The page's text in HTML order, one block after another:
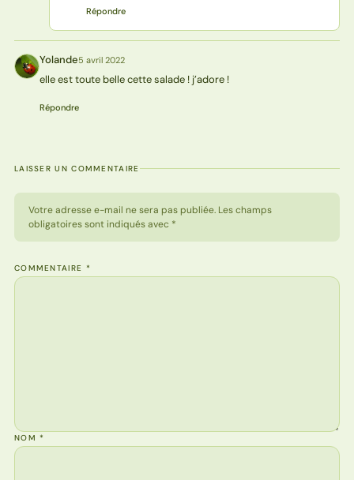
Répondre
Y Yolande5 avril 2022
elle est toute belle cette salade ! j’adore !
Répondre
LAISSER UN COMMENTAIRE
Votre adresse e-mail ne sera pas publiée. Les champs
obligatoires sont indiqués avec *
COMMENTAIRE *
NOM*